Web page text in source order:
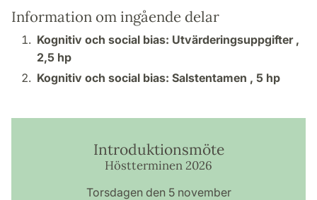
Information om ingående delar
Kognitiv och social bias: Utvärderingsuppgifter ,
2,5 hp
Kognitiv och social bias: Salstentamen , 5 hp
Introduktionsmöte
Höstterminen 2026
Torsdagen den 5 november